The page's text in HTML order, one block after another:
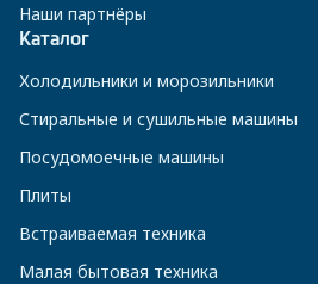
Наши партнёры
Каталог
Холодильники и морозильники
Стиральные и сушильные машины
Посудомоечные машины
Плиты
Встраиваемая техника
Малая бытовая техника